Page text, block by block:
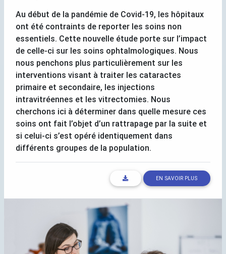
Au début de la pandémie de Covid-19, les hôpitaux
ont été contraints de reporter les soins non
essentiels. Cette nouvelle étude porte sur l’impact
de celle-ci sur les soins ophtalmologiques. Nous
nous penchons plus particulièrement sur les
interventions visant à traiter les cataractes
primaire et secondaire, les injections
intravitréennes et les vitrectomies. Nous
cherchons ici à déterminer dans quelle mesure ces
soins ont fait l’objet d’un rattrapage par la suite et
si celui-ci s’est opéré identiquement dans
différents groupes de la population.
EN SAVOIR PLUS